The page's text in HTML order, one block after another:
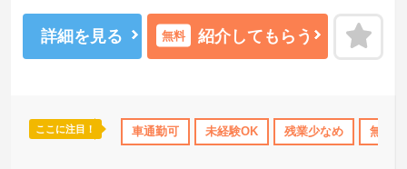
資格取得サポート 研修制度あり 産休･育休･介護休暇取得実
ください！
詳細を見る 無料 紹介してもらう
ここに注目！ 車通勤可 未経験OK 残業少なめ 無資